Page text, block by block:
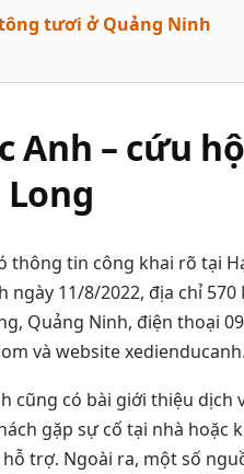
tươi ở Quảng Ninh
Anh – cứu
thông tin công khai rõ tại
11/8/2022, địa chỉ 570
Quảng Ninh, điện thoại
và website
cũng có bài giới thiệu dịch
gặp sự cố tại nhà hoặc
trợ. Ngoài ra, một số